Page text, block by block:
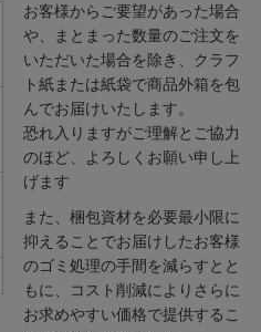
お客様からご要望があった場合
や、まとまった数量のご注文を
いただいた場合を除き、クラフ
ト紙または紙袋で商品外箱を包
んでお届けいたします。
恐れ入りますがご理解とご協力
のほど、よろしくお願い申し上
げます
また、梱包資材を必要最小限に
抑えることでお届けしたお客様
のゴミ処理の手間を減らすとと
もに、コスト削減によりさらに
お求めやすい価格で提供するこ